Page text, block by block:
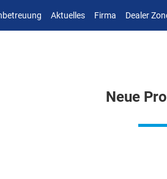
Aktuelles Firma Dealer
Neue